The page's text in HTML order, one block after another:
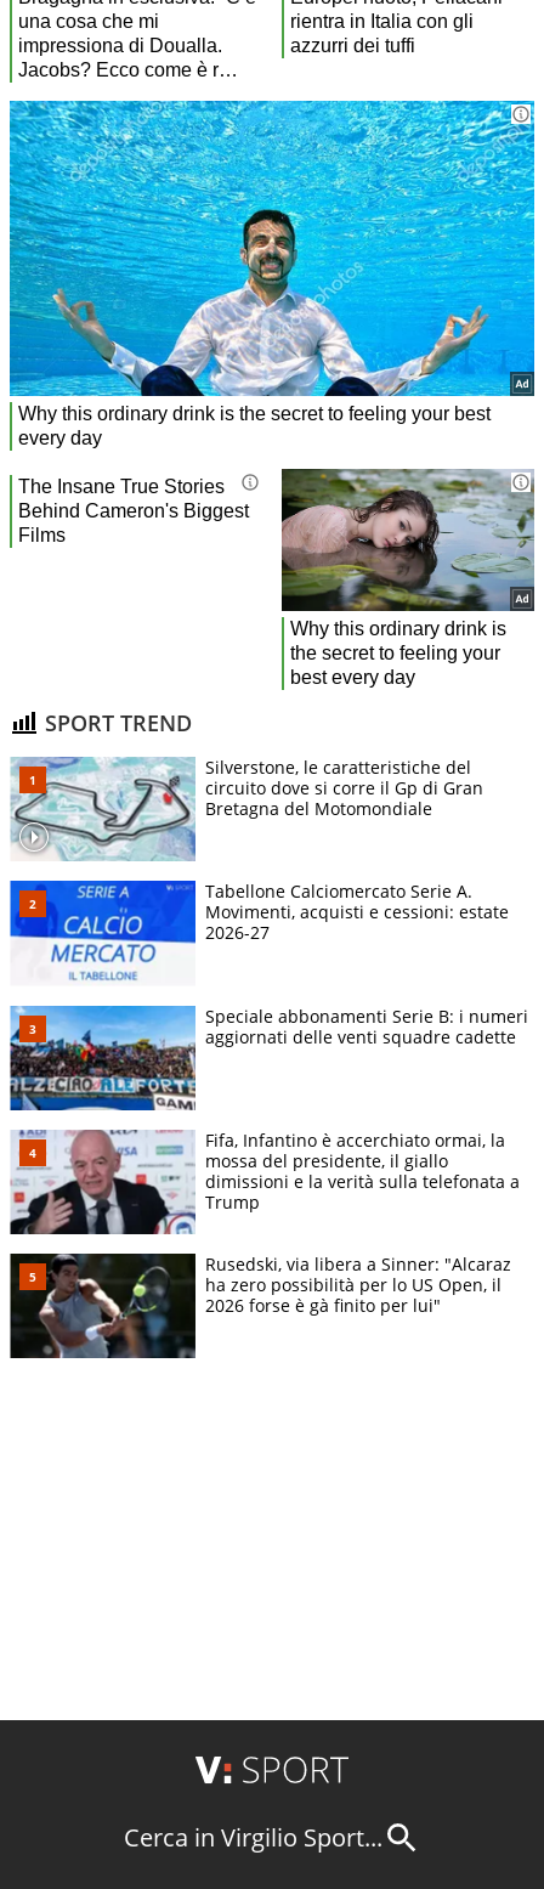
SPORT TREND
Silverstone, le caratteristiche del
circuito dove si corre il Gp di Gran
Bretagna del Motomondiale
Tabellone Calciomercato Serie A.
Movimenti, acquisti e cessioni: estate
2026-27
Speciale abbonamenti Serie B: i numeri
aggiornati delle venti squadre cadette
Fifa, Infantino è accerchiato ormai, la
mossa del presidente, il giallo
dimissioni e la verità sulla telefonata a
Trump
Rusedski, via libera a Sinner: "Alcaraz
ha zero possibilità per lo US Open, il
2026 forse è gà finito per lui"
Cerca in Virgilio Sport...